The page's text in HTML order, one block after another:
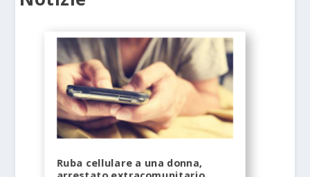
Ruba cellulare a una donna,